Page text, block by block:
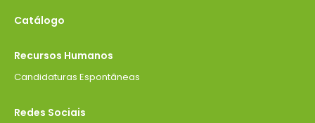
Catálogo
Recursos Humanos
Candidaturas Espontâneas
Redes Sociais